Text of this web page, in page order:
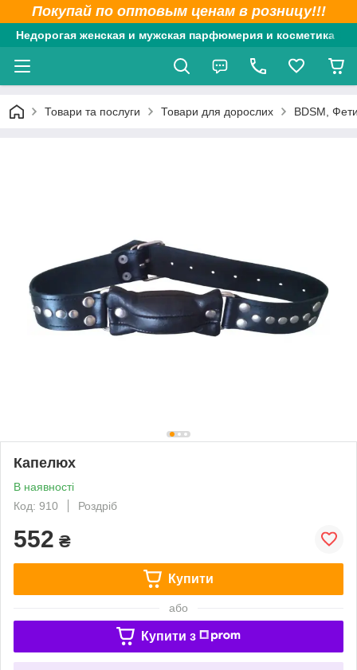
Покупай по оптовым ценам в розницу!!!
Недорогая женская и мужская парфюмерия и косметика
Товари та послуги Товари для дорослих BDSM,
Капелюх
В наявності
Код: 910
Роздріб
552 ₴
Купити
або
Купити з